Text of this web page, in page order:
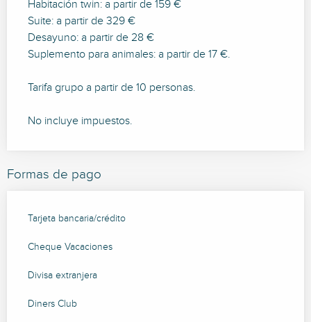
Habitación twin: a partir de 159 €
Suite: a partir de 329 €
Desayuno: a partir de 28 €
Suplemento para animales: a partir de 17 €.
Tarifa grupo a partir de 10 personas.
No incluye impuestos.
Formas de pago
Tarjeta bancaria/crédito
Cheque Vacaciones
Divisa extranjera
Diners Club